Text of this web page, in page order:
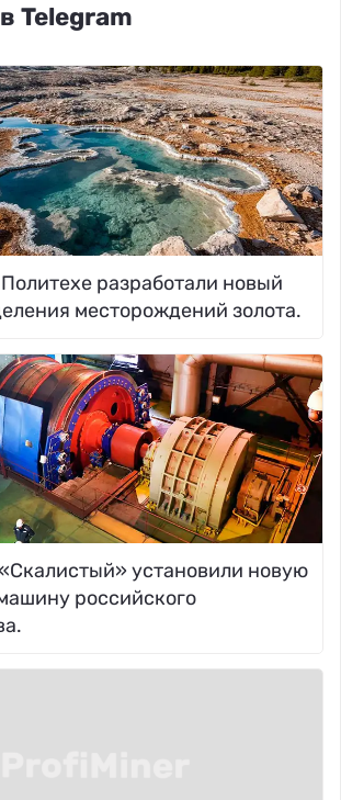
Telegram
разработали новый
месторождений золота.
установили новую
российского